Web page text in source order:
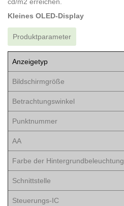
cd/m2 erreichen.
Kleines OLED-Display
Produktparameter
Anzeigetyp
Bildschirmgröße
Betrachtungswinkel
Punktnummer
AA
Farbe der Hintergrundbeleuchtung
Schnittstelle
Steuerungs-IC